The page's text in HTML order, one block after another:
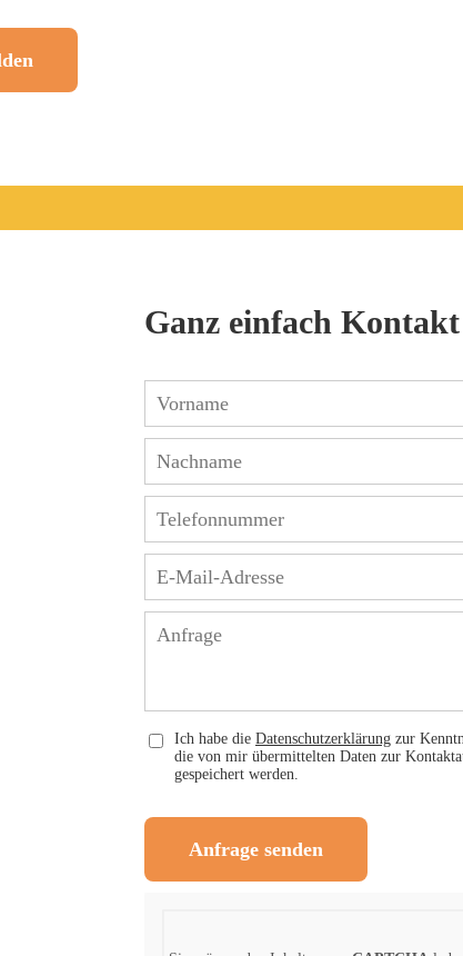
Ganz einfach
Ich habe die Datenschutzerklärung zur
die von mir übermittelten Daten zur
gespeichert werden.
Anfrage senden